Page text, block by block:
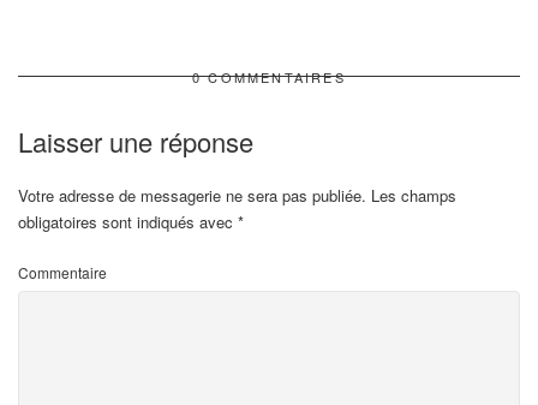
0 COMMENTAIRES
Laisser une réponse
Votre adresse de messagerie ne sera pas publiée. Les champs
obligatoires sont indiqués avec *
Commentaire